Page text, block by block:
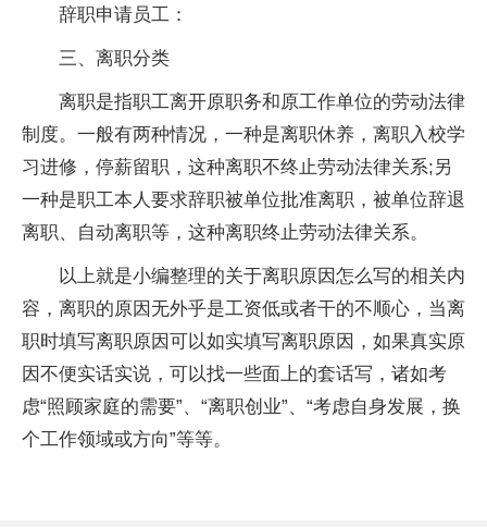
辞职申请员工：
三、离职分类
离职是指职工离开原职务和原工作单位的劳动法律
制度。一般有两种情况，一种是离职休养，离职入校学
习进修，停薪留职，这种离职不终止劳动法律关系;另
一种是职工本人要求辞职被单位批准离职，被单位辞退
离职、自动离职等，这种离职终止劳动法律关系。
以上就是小编整理的关于离职原因怎么写的相关内
容，离职的原因无外乎是工资低或者干的不顺心，当离
职时填写离职原因可以如实填写离职原因，如果真实原
因不便实话实说，可以找一些面上的套话写，诸如考
虑“照顾家庭的需要”、“离职创业”、“考虑自身发展，换
个工作领域或方向”等等。